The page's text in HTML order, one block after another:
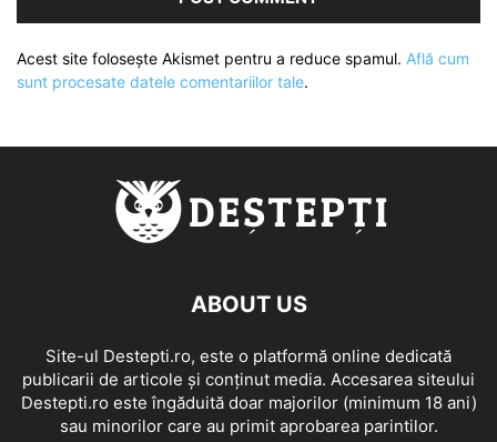
Acest site folosește Akismet pentru a reduce spamul. Află cum
sunt procesate datele comentariilor tale.
ABOUT US
Site-ul Destepti.ro, este o platformă online dedicată
publicarii de articole și conținut media. Accesarea siteului
Destepti.ro este îngăduită doar majorilor (minimum 18 ani)
sau minorilor care au primit aprobarea parintilor.